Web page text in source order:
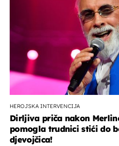
HEROJSKA INTERVENCIJA
Dirljiva priča nakon
pomogla trudnici stići do
djevojčica!